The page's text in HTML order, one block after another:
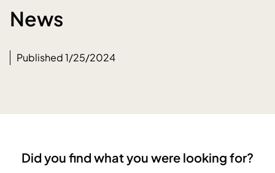
News
Published 1/25/2024
Did you find what you were looking for?